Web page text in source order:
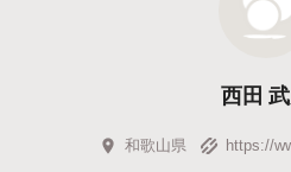
西田
和歌山県 https://